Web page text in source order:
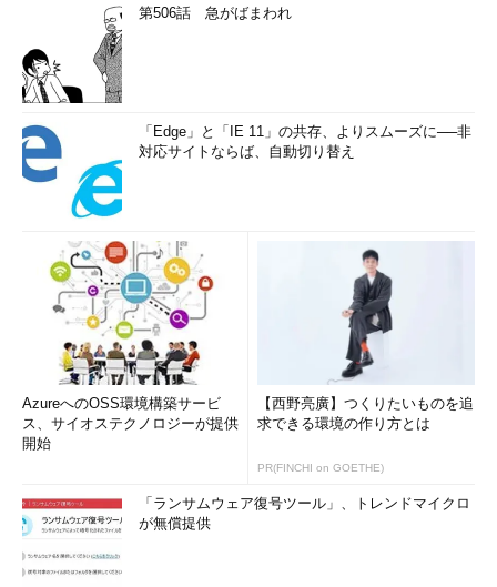
第506話 急がばまわれ
「Edge」と「IE 11」の共存、よりスムーズに──非
対応サイトならば、自動切り替え
AzureへのOSS環境構築サービ
ス、サイオステクノロジーが提供
開始
【西野亮廣】つくりたいものを追
求できる環境の作り方とは
PR(FINCHI on GOETHE)
「ランサムウェア復号ツール」、トレンドマイクロ
が無償提供